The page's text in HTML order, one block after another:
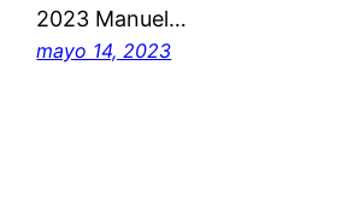
2023 Manuel…
mayo 14, 2023